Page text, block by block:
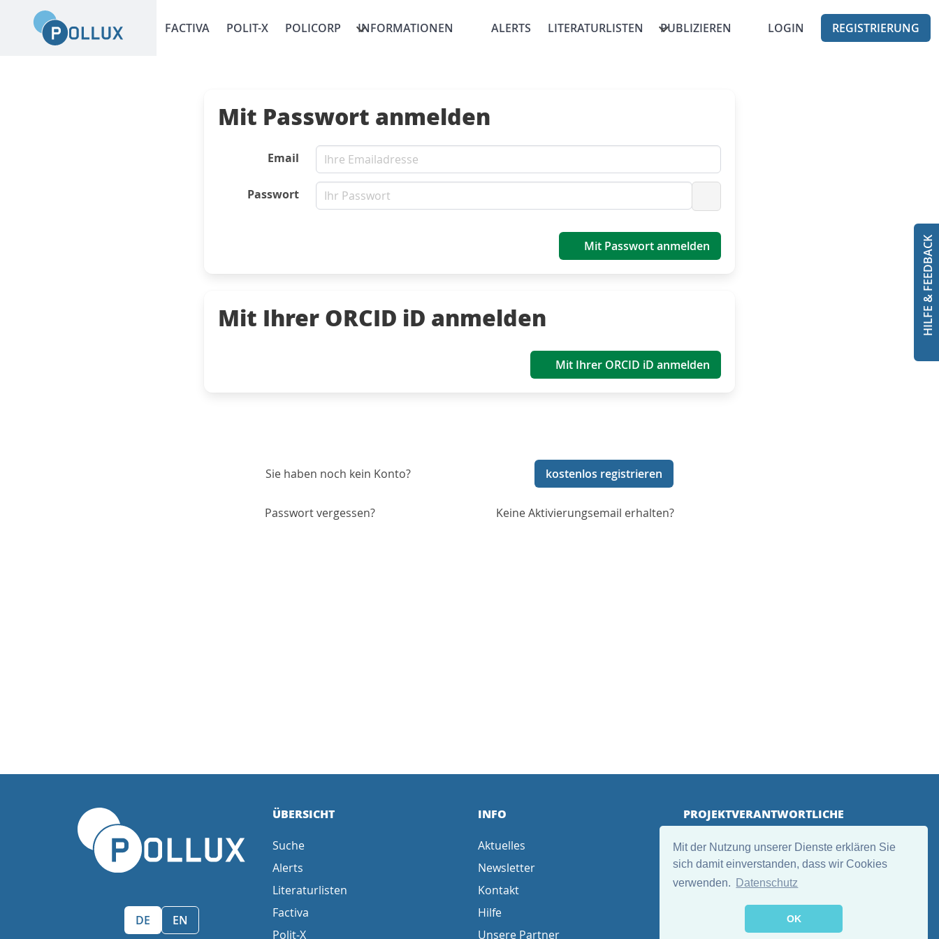
Mit der Nutzung unserer Dienste erklären Sie
sich damit einverstanden, dass wir Cookies
verwenden.
Datenschutz
OK
FACTIVA POLIT-X POLICORP INFORMATIONEN ALERTS LITERATURLISTEN PUBLIZIEREN LOGIN REGISTRIERUNG
HILFE & FEEDBACK
Mit Passwort anmelden
Email
Passwort
Passwort anzeigen
Mit Passwort anmelden
Mit Ihrer ORCID iD anmelden
Mit Ihrer ORCID iD anmelden
Sie haben noch kein Konto? kostenlos registrieren
Passwort vergessen? Keine Aktivierungsemail erhalten?
Sprache wählen/Select language
DE EN
ÜBERSICHT
Suche
Alerts
Literaturlisten
Factiva
Polit-X
INFO
Aktuelles
Newsletter
Kontakt
Hilfe
Unsere Partner
PROJEKTVERANTWORTLICHE